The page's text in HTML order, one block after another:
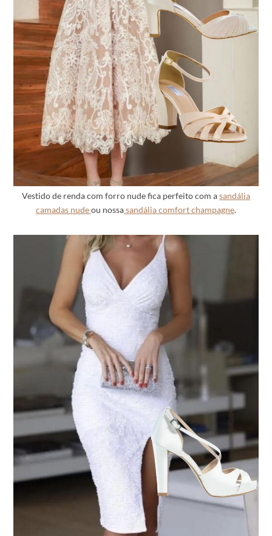
Vestido de renda com forro nude fica perfeito com asandália
camadas nudeou nossasandália comfort champagne.